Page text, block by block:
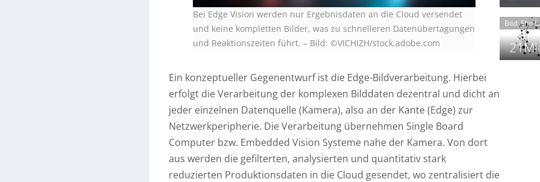
Bei Edge Vision werden nur Ergebnisdaten an die Cloud versendet
und keine kompletten Bilder, was zu schnelleren Datenübertagungen
und Reaktionszeiten führt. – Bild: ©VICHIZH/stock.adobe.com
Ein konzeptueller Gegenentwurf ist die Edge-Bildverarbeitung. Hierbei
erfolgt die Verarbeitung der komplexen Bilddaten dezentral und dicht an
jeder einzelnen Datenquelle (Kamera), also an der Kante (Edge) zur
Netzwerkperipherie. Die Verarbeitung übernehmen Single Board
Computer bzw. Embedded Vision Systeme nahe der Kamera. Von dort
aus werden die gefilterten, analysierten und quantitativ stark
reduzierten Produktionsdaten in die Cloud gesendet, wo zentralisiert die
r
r
s
Bild: Elio